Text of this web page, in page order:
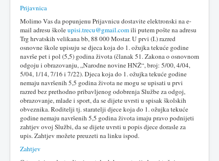
Prijavnica
Molimo Vas da popunjenu Prijavnicu dostavite elektronski na e-
mail adresu školeupisi.trecu@gmail.comili putem pošte na adresu
Trg hrvatskih velikana bb, 88 000 Mostar. U prvi (I.) razred
osnovne škole upisuju se djeca koja do 1. ožujka tekuće godine
navrše pet i pol (5,5) godina života (članak 51. Zakona o osnovnom
odgoju i obrazovanju, „Narodne novine HNŽ“, broj: 5/00, 4/04,
5/04, 1/14, 7/16 i 7/22). Djeca koja do 1. ožujka tekuće godine
nemaju navršenih 5,5 godina života ne mogu se upisati u prvi
razred bez prethodno pribavljenog odobrenja Službe za odgoj,
obrazovanje, mlade i sport, da se dijete uvrsti u spisak školskih
obveznika. Roditelji tj. staratelji djece koja do 1. ožujka tekuće
godine nemaju navršenih 5,5 godina života imaju pravo podnijeti
zahtjev ovoj Službi, da se dijete uvrsti u popis djece dorasle za
upis. Zahtjev možete preuzeti na linku ispod.
Zahtjev